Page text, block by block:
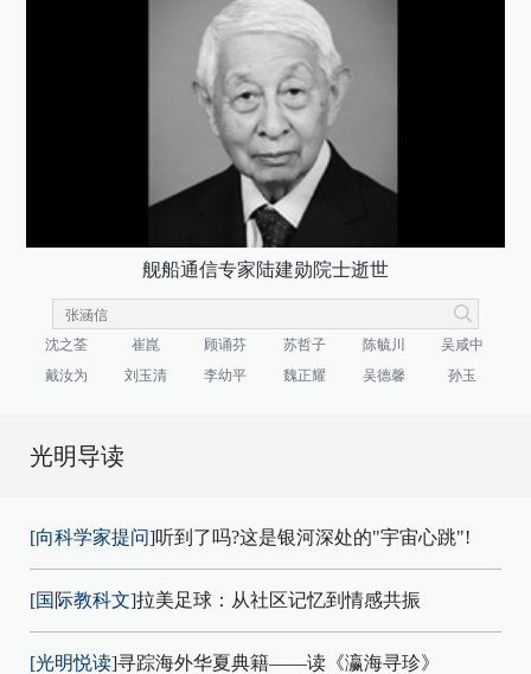
舰船通信专家陆建勋院士逝世
沈之荃 崔崑 顾诵芬 苏哲子 陈毓川
吴咸中
戴汝为
刘玉清 李幼平 魏正耀 吴德馨 孙玉
光明导读
[向科学家提问]听到了吗?这是银河深处的"宇宙心跳"!
[国际教科文]拉美足球：从社区记忆到情感共振
[光明悦读]寻踪海外华夏典籍——读《瀛海寻珍》